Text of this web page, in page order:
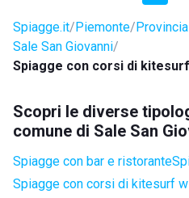
Spiagge.it Piemonte
Sale San Giovanni
Spiagge con corsi di
Scopri le diverse
comune di Sale San
Spiagge con bar e ristorante
Spiagge con corsi di kitesurf